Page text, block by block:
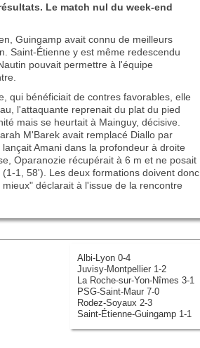
Le match nul du week-end
Guingamp avait connu de meilleurs
Saint-Étienne y est même redescendu
pouvait permettre à l'équipe
qui bénéficiait de contres favorables, elle
l'attaquante reprenait du plat du pied
mais se heurtait à Mainguy, décisive.
M'Barek avait remplacé Diallo par
Amani dans la profondeur à droite
Oparanozie récupérait à 6 m et ne posait
1, 58'). Les deux formations doivent donc
déclarait à l'issue de la rencontre
Albi-Lyon 0-4
Juvisy-Montpellier 1-2
La Roche-sur-Yon-Nîmes 3-1
PSG-Saint-Maur 7-0
Rodez-Soyaux 2-3
Saint-Étienne-Guingamp 1-1